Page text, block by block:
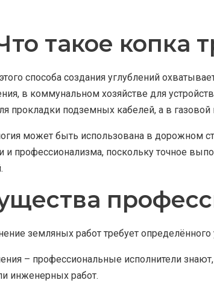
такое копка
способа создания углублений
в коммунальном хозяйстве для
прокладки подземных кабелей, а в
может быть использована в дорожном
и профессионализма, поскольку точное
земляных работ требует
– профессиональные исполнители
инженерных работ.